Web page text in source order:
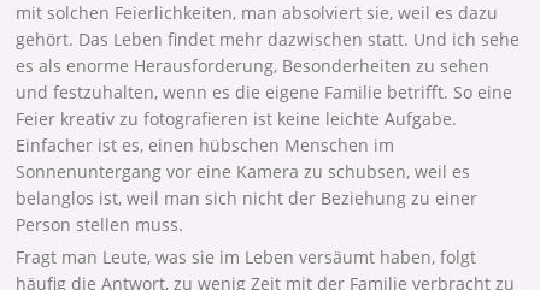
mit solchen Feierlichkeiten, man absolviert sie, weil es dazu
gehört. Das Leben findet mehr dazwischen statt. Und ich sehe
es als enorme Herausforderung, Besonderheiten zu sehen
und festzuhalten, wenn es die eigene Familie betrifft. So eine
Feier kreativ zu fotografieren ist keine leichte Aufgabe.
Einfacher ist es, einen hübschen Menschen im
Sonnenuntergang vor eine Kamera zu schubsen, weil es
belanglos ist, weil man sich nicht der Beziehung zu einer
Person stellen muss.
Fragt man Leute, was sie im Leben versäumt haben, folgt
häufig die Antwort, zu wenig Zeit mit der Familie verbracht zu